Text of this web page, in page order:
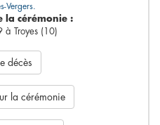
Vergers.
la cérémonie :
Troyes (10)
décès
la cérémonie